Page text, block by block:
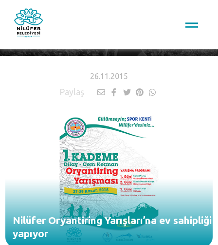
26.11.2015
Paylaş
Nilüfer Oryantiring Yarışları’na ev sahipliği
yapıyor